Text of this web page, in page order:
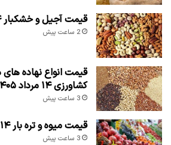
قیمت آجیل و خشکبار ۱۴ مرداد ۱۴۰۵
2 ساعت پیش
قیمت انواع نهاده
کشاورزی ۱۴ مرداد ۱۴۰۵
3 ساعت پیش
قیمت میوه و تره بار ۱۴ مرداد ۱۴۰۵
3 ساعت پیش